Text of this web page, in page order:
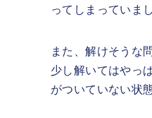
ってしまっていまし
また、解けそうな
少し解いてはやっ
がついていない状